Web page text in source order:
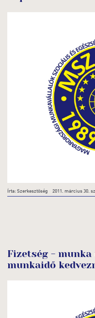
Írta: Szerkesztőség 2011. március 30.
Fizetség -
munkaidő